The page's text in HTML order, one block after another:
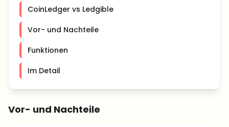
CoinLedger vs Ledgible
Vor- und Nachteile
Funktionen
Im Detail
Vor- und Nachteile